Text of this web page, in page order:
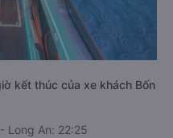
kết thúc của xe khách Bốn
Long An: 22:25